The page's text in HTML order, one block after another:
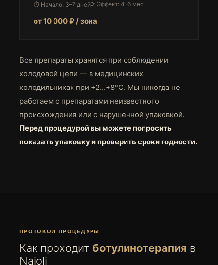
⏱ Начало: 3–7 дней⟳ Эффект: 4–6 мес
от 10 000 ₽ / зона
Все препараты хранятся при соблюдении
холодовой цепи — в медицинских
холодильниках при +2...+8°C. Мы никогда не
работаем с препаратами неизвестного
происхождения или с нарушенной упаковкой.
Перед процедурой вы можете попросить
показать упаковку и проверить сроки годности.
ПРОТОКОЛ ПРОЦЕДУРЫ
Как проходит ботулинотерапия в
Naioli